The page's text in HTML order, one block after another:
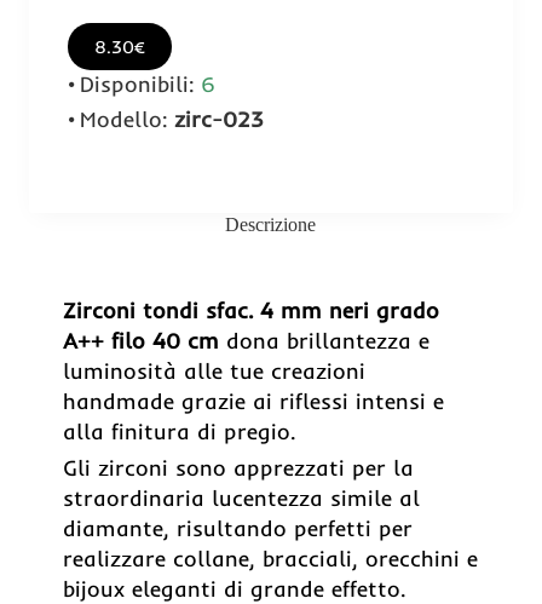
8.30€
Disponibili: 6
Modello: zirc-023
Descrizione
Zirconi tondi sfac. 4 mm neri grado
A++ filo 40 cm dona brillantezza e
luminosità alle tue creazioni
handmade grazie ai riflessi intensi e
alla finitura di pregio.
Gli zirconi sono apprezzati per la
straordinaria lucentezza simile al
diamante, risultando perfetti per
realizzare collane, bracciali, orecchini e
bijoux eleganti di grande effetto.